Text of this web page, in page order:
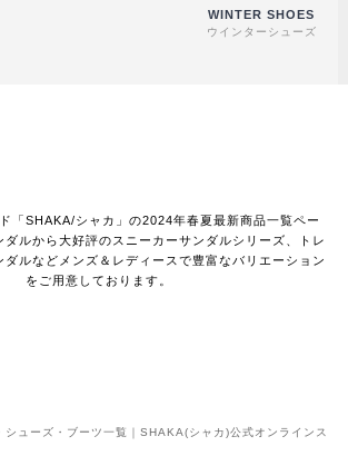
WINTER SHOES
ウインターシューズ
「SHAKA/シャカ」の2024年春夏最新商品一覧ペー
ダルから大好評のスニーカーサンダルシリーズ、トレ
ダルなどメンズ＆レディースで豊富なバリエーション
をご用意しております。
ューズ・ブーツ一覧｜SHAKA(シャカ)公式オンラインス